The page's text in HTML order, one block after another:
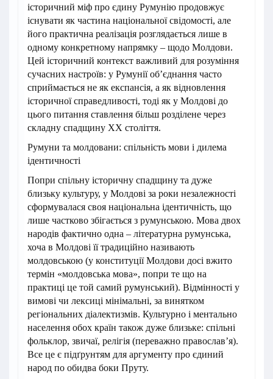
історичний міф про єдину Румунію продовжує
існувати як частина національної свідомості, але
його практична реалізація розглядається лише в
одному конкретному напрямку – щодо Молдови.
Цей історичний контекст важливий для розуміння
сучасних настроїв: у Румунії об’єднання часто
сприймається не як експансія, а як відновлення
історичної справедливості, тоді як у Молдові до
цього питання ставлення більш розділене через
складну спадщину ХХ століття.
Румуни та молдовани: спільність мови і дилема
ідентичності
Попри спільну історичну спадщину та дуже
близьку культуру, у Молдові за роки незалежності
сформувалася своя національна ідентичність, що
лише частково збігається з румунською. Мова двох
народів фактично одна – літературна румунська,
хоча в Молдові її традиційно називають
молдовською (у конституції Молдови досі вжито
термін «молдовська мова», попри те що на
практиці це той самий румунський). Відмінності у
вимові чи лексиці мінімальні, за винятком
регіональних діалектизмів. Культурно і ментально
населення обох країн також дуже близьке: спільні
фольклор, звичаї, релігія (переважно православ’я).
Все це є підґрунтям для аргументу про єдиний
народ по обидва боки Пруту.